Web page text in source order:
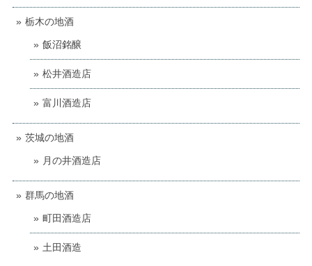
栃木の地酒
飯沼銘醸
松井酒造店
富川酒造店
茨城の地酒
月の井酒造店
群馬の地酒
町田酒造店
土田酒造